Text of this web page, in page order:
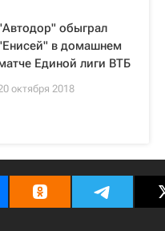
обыграл
в домашнем
Единой лиги ВТБ
октября 2018